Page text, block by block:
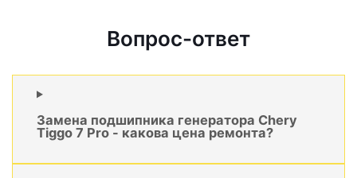
Вопрос-ответ
Замена подшипника генератора Chery
Tiggo 7 Pro - какова цена ремонта?